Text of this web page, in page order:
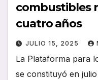
combustibles
cuatro años
JULIO 15, 2025
La Plataforma para
se constituyó en